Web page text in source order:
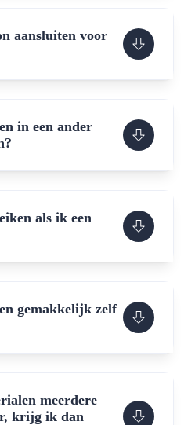
aansluiten voor
in een ander
als ik een
gemakkelijk zelf
meerdere
krijg ik dan